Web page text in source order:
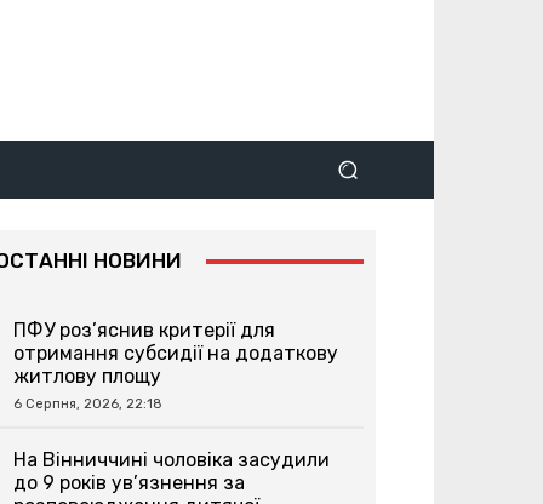
НОВИНИ
ПФУ роз’яснив критерії для
отримання субсидії на додаткову
житлову площу
6 Серпня, 2026, 22:18
На Вінниччині чоловіка засудили
до 9 років ув’язнення за